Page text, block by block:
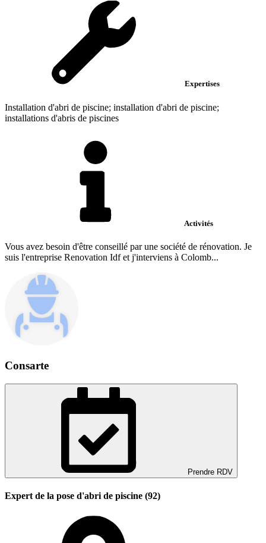
Expertises
Installation d'abri de piscine; installation d'abri de piscine;
installations d'abris de piscines
Activités
Vous avez besoin d'être conseillé par une société de rénovation. Je
suis l'entreprise Renovation Idf et j'interviens à Colomb...
Consarte
Prendre RDV
Expert de la pose d'abri de piscine (92)